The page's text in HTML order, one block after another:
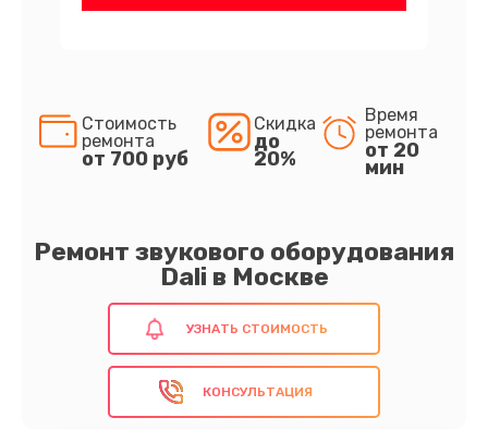
Ремонт звукового оборудования
Dali в Москве
Стоимость
ремонта
от 700 руб
Скидка
до
20%
Время
ремонта
от 20
мин
УЗНАТЬ СТОИМОСТЬ
КОНСУЛЬТАЦИЯ